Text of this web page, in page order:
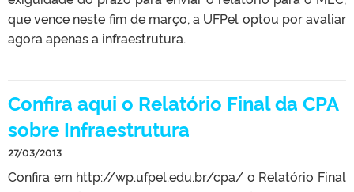
que vence neste fim de março, a UFPel optou por avaliar
agora apenas a infraestrutura.
Confira aqui o Relatório Final da CPA
sobre Infraestrutura
27/03/2013
Confira em http://wp.ufpel.edu.br/cpa/ o Relatório Final